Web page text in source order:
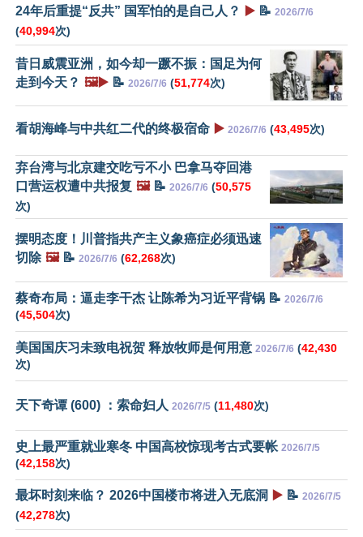
24年后重提“反共” 国军怕的是自己人？ ▶️ 📝 2026/7/6
(40,994次)
昔日威震亚洲，如今却一蹶不振：国足为何
走到今天？ 🖼️▶️ 📝 2026/7/6 (51,774次)
看胡海峰与中共红二代的终极宿命 ▶️ 2026/7/6 (43,495次)
弃台湾与北京建交吃亏不小 巴拿马夺回港
口营运权遭中共报复 🖼️📝 2026/7/6 (50,575
次)
摆明态度！川普指共产主义象癌症必须迅速
切除 🖼️📝 2026/7/6 (62,268次)
蔡奇布局：逼走李干杰 让陈希为习近平背锅 📝 2026/7/6
(45,504次)
美国国庆习未致电祝贺 释放牧师是何用意 2026/7/6 (42,430
次)
天下奇谭 (600) ：索命妇人 2026/7/5 (11,480次)
史上最严重就业寒冬 中国高校惊现考古式要帐 2026/7/5
(42,158次)
最坏时刻来临？ 2026中国楼市将进入无底洞 ▶️ 📝 2026/7/5
(42,278次)